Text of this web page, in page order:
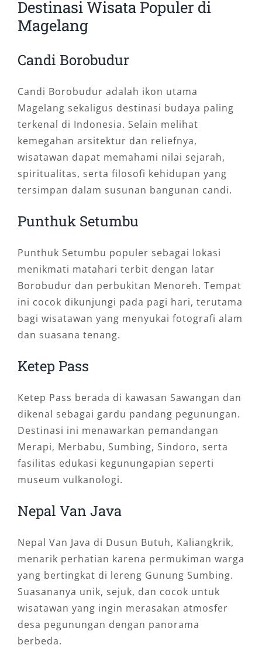
Destinasi Wisata Populer di
Magelang
Candi Borobudur
Candi Borobudur adalah ikon utama
Magelang sekaligus destinasi budaya paling
terkenal di Indonesia. Selain melihat
kemegahan arsitektur dan reliefnya,
wisatawan dapat memahami nilai sejarah,
spiritualitas, serta filosofi kehidupan yang
tersimpan dalam susunan bangunan candi.
Punthuk Setumbu
Punthuk Setumbu populer sebagai lokasi
menikmati matahari terbit dengan latar
Borobudur dan perbukitan Menoreh. Tempat
ini cocok dikunjungi pada pagi hari, terutama
bagi wisatawan yang menyukai fotografi alam
dan suasana tenang.
Ketep Pass
Ketep Pass berada di kawasan Sawangan dan
dikenal sebagai gardu pandang pegunungan.
Destinasi ini menawarkan pemandangan
Merapi, Merbabu, Sumbing, Sindoro, serta
fasilitas edukasi kegunungapian seperti
museum vulkanologi.
Nepal Van Java
Nepal Van Java di Dusun Butuh, Kaliangkrik,
menarik perhatian karena permukiman warga
yang bertingkat di lereng Gunung Sumbing.
Suasananya unik, sejuk, dan cocok untuk
wisatawan yang ingin merasakan atmosfer
desa pegunungan dengan panorama
berbeda.